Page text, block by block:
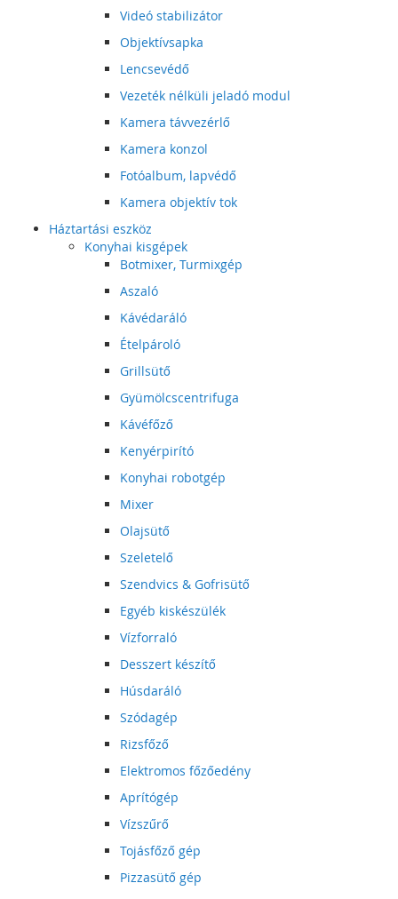
Videó stabilizátor
Objektívsapka
Lencsevédő
Vezeték nélküli jeladó modul
Kamera távvezérlő
Kamera konzol
Fotóalbum, lapvédő
Kamera objektív tok
Háztartási eszköz
Konyhai kisgépek
Botmixer, Turmixgép
Aszaló
Kávédaráló
Ételpároló
Grillsütő
Gyümölcscentrifuga
Kávéfőző
Kenyérpirító
Konyhai robotgép
Mixer
Olajsütő
Szeletelő
Szendvics & Gofrisütő
Egyéb kiskészülék
Vízforraló
Desszert készítő
Húsdaráló
Szódagép
Rizsfőző
Elektromos főzőedény
Aprítógép
Vízszűrő
Tojásfőző gép
Pizzasütő gép